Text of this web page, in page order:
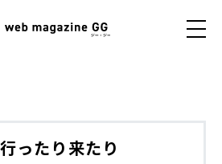
ったり来たり